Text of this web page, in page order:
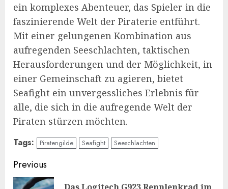
ein komplexes Abenteuer, das Spieler in die
faszinierende Welt der Piraterie entführt.
Mit einer gelungenen Kombination aus
aufregenden Seeschlachten, taktischen
Herausforderungen und der Möglichkeit, in
einer Gemeinschaft zu agieren, bietet
Seafight ein unvergessliches Erlebnis für
alle, die sich in die aufregende Welt der
Piraten stürzen möchten.
Tags: Piratengilde Seafight Seeschlachten
Continue
Previous